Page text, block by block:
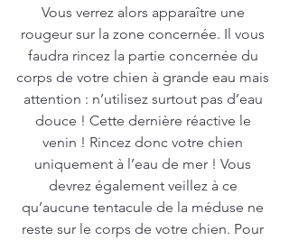
Vous verrez alors apparaître une
rougeur sur la zone concernée. Il vous
faudra rincez la partie concernée du
corps de votre chien à grande eau mais
attention : n’utilisez surtout pas d’eau
douce ! Cette dernière réactive le
venin ! Rincez donc votre chien
uniquement à l’eau de mer ! Vous
devrez également veillez à ce
qu’aucune tentacule de la méduse ne
reste sur le corps de votre chien. Pour